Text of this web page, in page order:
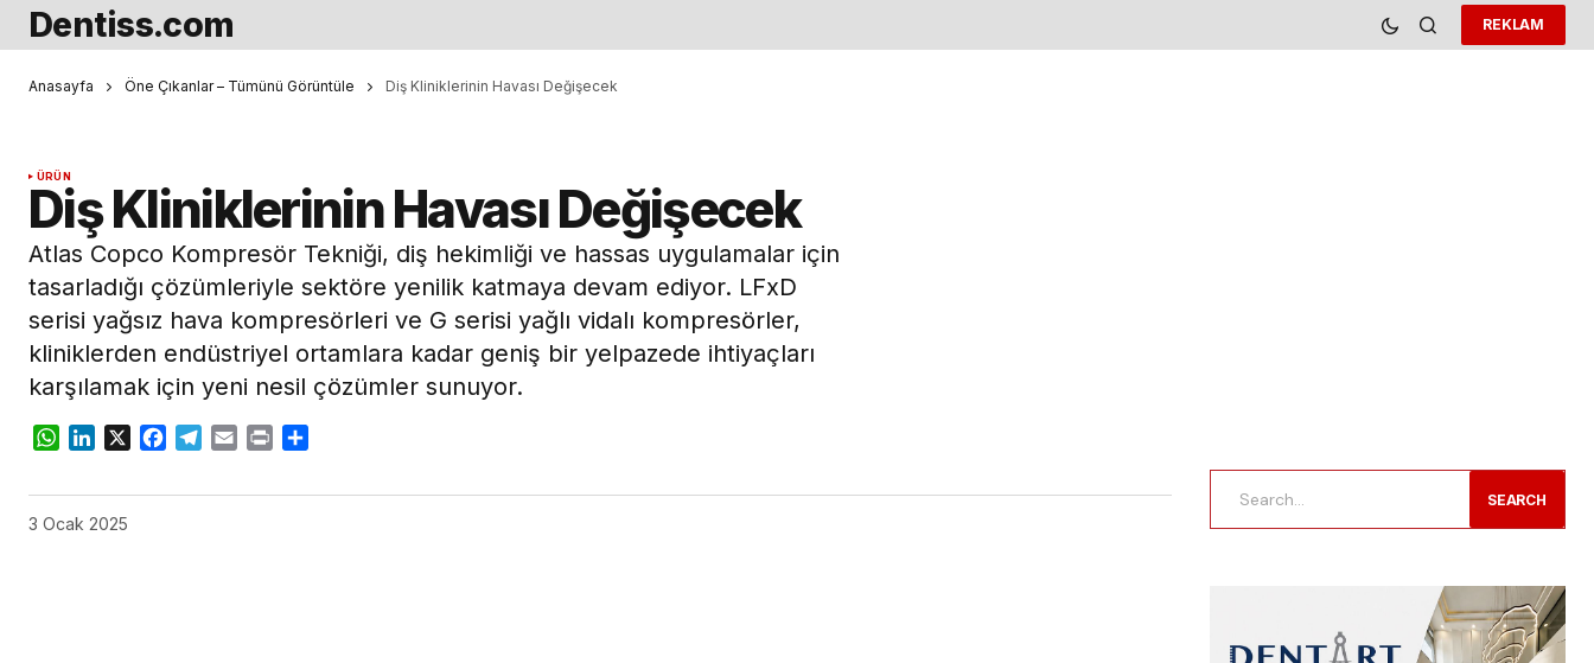
Dentiss.com REKLAM
Anasayfa Öne Çıkanlar – Tümünü Görüntüle Diş Kliniklerinin Havası Değişecek
ÜRÜN
Diş Kliniklerinin Havası Değişecek
Atlas Copco Kompresör Tekniği, diş hekimliği ve hassas uygulamalar için
tasarladığı çözümleriyle sektöre yenilik katmaya devam ediyor. LFxD
serisi yağsız hava kompresörleri ve G serisi yağlı vidalı kompresörler,
kliniklerden endüstriyel ortamlara kadar geniş bir yelpazede ihtiyaçları
karşılamak için yeni nesil çözümler sunuyor.
WhatsApp
LinkedIn
X Facebook
Telegram
Email Print
3 Ocak 2025
SEARCH